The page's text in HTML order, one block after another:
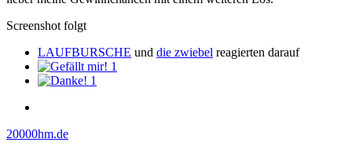
Screenshot folgt
LAUFBURSCHE und die zwiebel reagierten darauf
1
1
20000hm.de